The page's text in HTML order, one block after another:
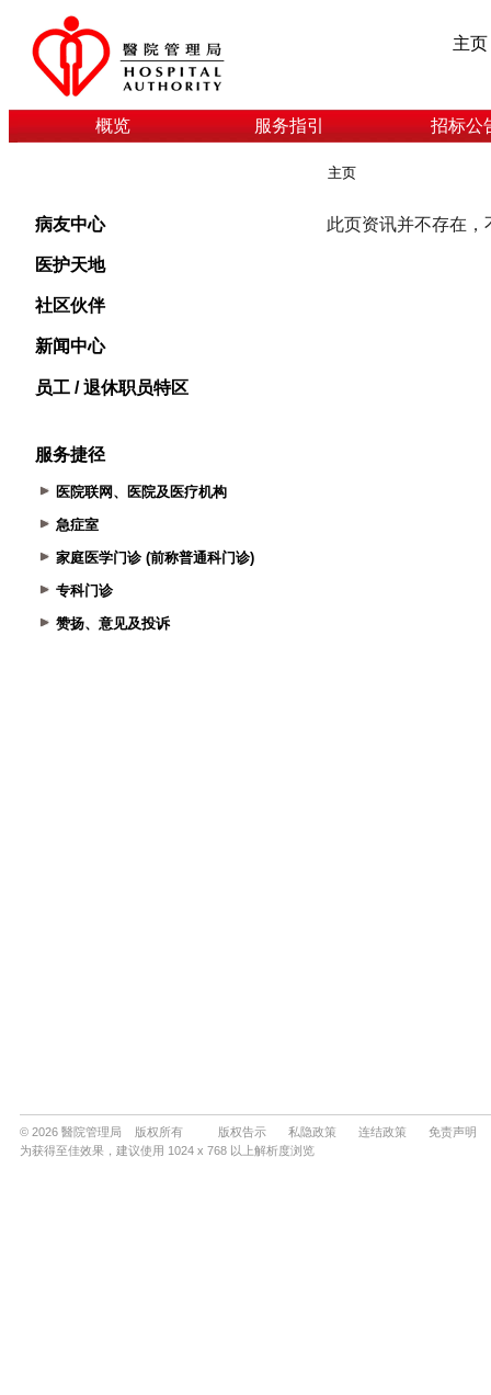
主页
概览 服务指引 招标公
病友中心
医护天地
社区伙伴
新闻中心
员工 / 退休职员特区
服务捷径
医院联网、医院及医疗机构
急症室
家庭医学门诊 (前称普通科门诊)
专科门诊
赞扬、意见及投诉
主页
© 2026 醫院管理局 版权所有 版权告示 私隐政策 连结政策
免责声明
为获得至佳效果，建议使用 1024 x 768 以上解析度浏览